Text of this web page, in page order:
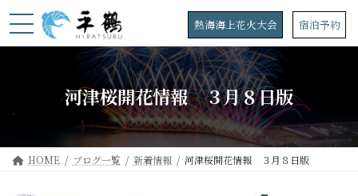
ン
プ
ビ
動
熱海海上花火大会 宿泊予約
河津桜開花情報 ３月８日版
HOME ブログ一覧 新着情報 河津桜開花情報 ３月８日版